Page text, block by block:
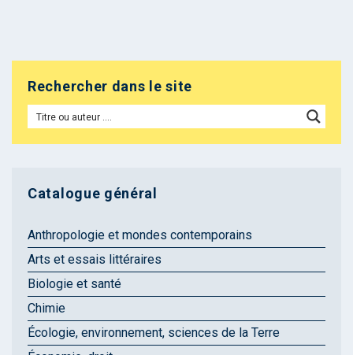
Rechercher dans le site
Catalogue général
Anthropologie et mondes contemporains
Arts et essais littéraires
Biologie et santé
Chimie
Écologie, environnement, sciences de la Terre